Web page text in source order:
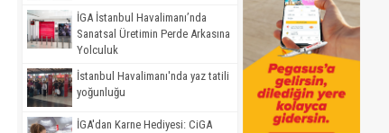
İGA İstanbul Havalimanı’nda
Sanatsal Üretimin Perde Arkasına
Yolculuk
İstanbul Havalimanı'nda yaz tatili
yoğunluğu
İGA'dan Karne Hediyesi: CiGA